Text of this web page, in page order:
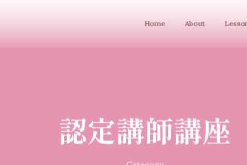
Home About
認定講師講座